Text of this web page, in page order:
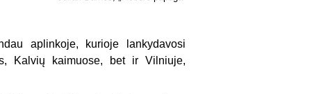
aplinkoje, kurioje lankydavosi
Kalvių kaimuose, bet ir Vilniuje,